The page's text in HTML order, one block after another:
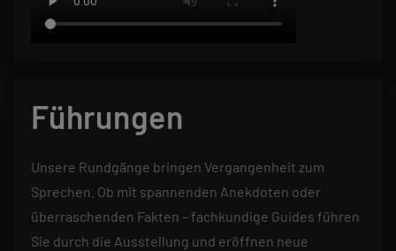
Führungen
Unsere Rundgänge bringen Vergangenheit zum
Sprechen. Ob mit spannenden Anekdoten oder
überraschenden Fakten – fachkundige Guides führen
Sie durch die Ausstellung und eröffnen neue